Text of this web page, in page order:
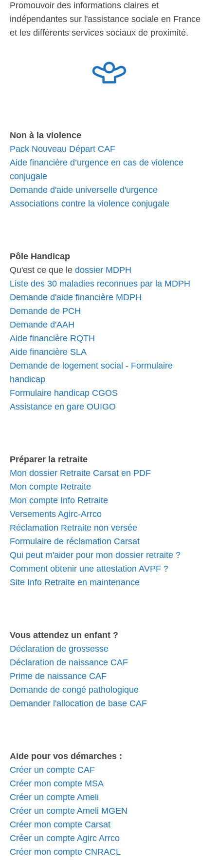
Promouvoir des informations claires et
indépendantes sur l'assistance sociale en France
et les différents services sociaux de proximité.
Non à la violence
Pack Nouveau Départ CAF
Aide financière d’urgence en cas de violence
conjugale
Demande d'aide universelle d'urgence
Associations contre la violence conjugale
Pôle Handicap
Qu'est ce que le dossier MDPH
Liste des 30 maladies reconnues par la MDPH
Demande d'aide financière MDPH
Demande de PCH
Demande d'AAH
Aide financière RQTH
Aide financière SLA
Demande de logement social - Formulaire
handicap
Formulaire handicap CGOS
Assistance en gare OUIGO
Préparer la retraite
Mon dossier Retraite Carsat en PDF
Mon compte Retraite
Mon compte Info Retraite
Versements Agirc-Arrco
Réclamation Retraite non versée
Formulaire de réclamation Carsat
Qui peut m'aider pour mon dossier retraite ?
Comment obtenir une attestation AVPF ?
Site Info Retraite en maintenance
Vous attendez un enfant ?
Déclaration de grossesse
Déclaration de naissance CAF
Prime de naissance CAF
Demande de congé pathologique
Demander l'allocation de base CAF
Aide pour vos démarches :
Créer un compte CAF
Créer mon compte MSA
Créer un compte Ameli
Créer un compte Ameli MGEN
Créer mon compte Carsat
Créer un compte Agirc Arrco
Créer mon compte CNRACL